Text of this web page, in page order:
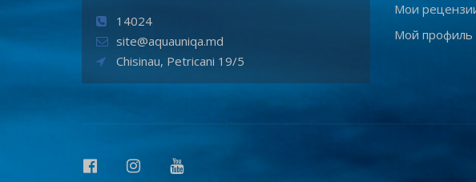
14024
site@aquauniqa.md
Chisinau, Petricani 19/5
Мои
Мой профиль